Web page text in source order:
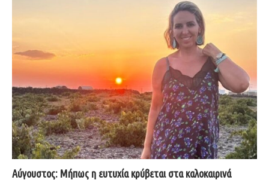
Αύγουστος: Μήπως η ευτυχία κρύβεται στα καλοκαιρινά